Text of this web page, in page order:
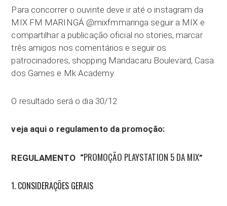
Para concorrer o ouvinte deve ir até o instagram da
MIX FM MARINGÁ @mixfmmaringa seguir a MIX e
compartilhar a publicação oficial no stories, marcar
três amigos nos comentários e seguir os
patrocinadores, shopping Mandacaru Boulevard, Casa
dos Games e Mk Academy.
O resultado será o dia 30/12
veja aqui o regulamento da promoção:
REGULAMENTO “PROMOÇÃO PLAYSTATION 5 DA MIX”
CONSIDERAÇÕES GERAIS